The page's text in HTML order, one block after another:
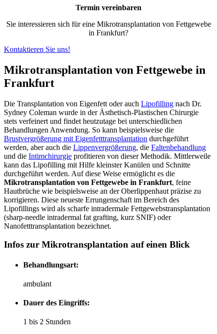
Termin vereinbaren
Sie interessieren sich für eine Mikrotransplantation von Fettgewebe
in Frankfurt?
Kontaktieren Sie uns!
Mikrotransplantation von Fettgewebe in
Frankfurt
Die Transplantation von Eigenfett oder auch Lipofilling nach Dr.
Sydney Coleman wurde in der Ästhetisch-Plastischen Chirurgie
stets verfeinert und findet heutzutage bei unterschiedlichen
Behandlungen Anwendung. So kann beispielsweise die
Brustvergrößerung mit Eigenfetttransplantation durchgeführt
werden, aber auch die Lippenvergrößerung, die Faltenbehandlung
und die Intimchirurgie profitieren von dieser Methodik. Mittlerweile
kann das Lipofilling mit Hilfe kleinster Kanülen und Schnitte
durchgeführt werden. Auf diese Weise ermöglicht es die
Mikrotransplantation von Fettgewebe in Frankfurt, feine
Hautbrüche wie beispielsweise an der Oberlippenhaut präzise zu
korrigieren. Diese neueste Errungenschaft im Bereich des
Lipofillings wird als scharfe intradermale Fettgewebstransplantation
(sharp-needle intradermal fat grafting, kurz SNIF) oder
Nanofetttransplantation bezeichnet.
Infos zur Mikrotransplantation auf einen Blick
Behandlungsart:
ambulant
Dauer des Eingriffs:
1 bis 2 Stunden